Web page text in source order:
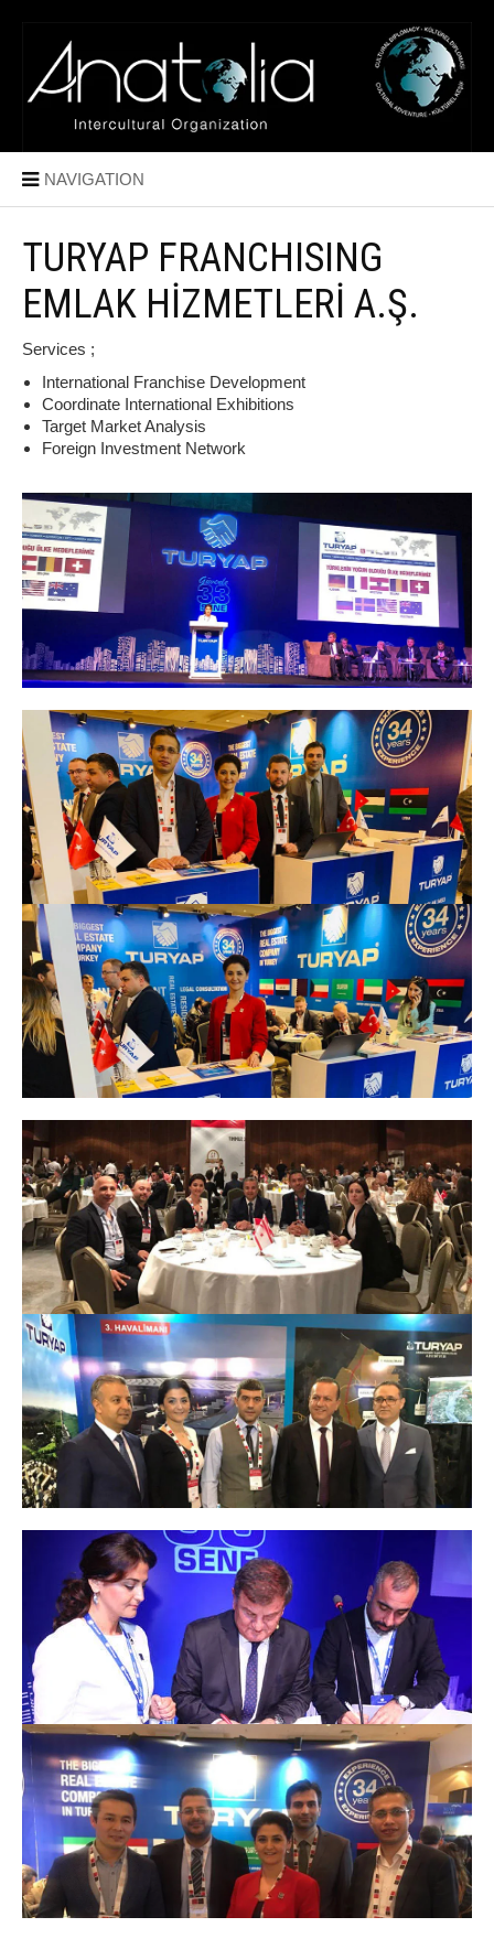
NAVIGATION
TURYAP FRANCHISING
EMLAK HİZMETLERİ A.Ş.
Services ;
International Franchise Development
Coordinate International Exhibitions
Target Market Analysis
Foreign Investment Network